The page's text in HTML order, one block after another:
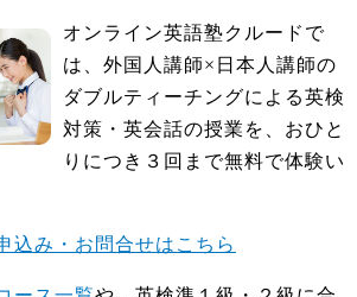
オンライン英語塾クルードで
は、外国人講師×日本人講師の
ダブルティーチングによる英検
対策・英会話の授業を、おひと
りにつき３回まで無料で体験い
込み・お問合せはこちら